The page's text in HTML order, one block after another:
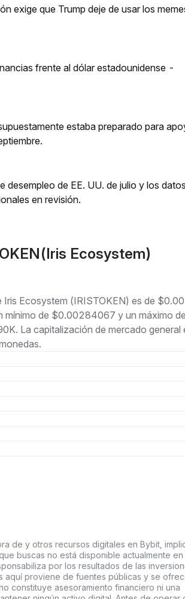
exige que Trump deje de usar los
frente al dólar estadounidense -
estaba preparado para
desempleo de EE. UU. de julio y los
en revisión.
Ecosystem)
Ecosystem (IRISTOKEN) es de
mínimo de $0.00284067 y un máximo de
La capitalización de mercado
de y otros recursos digitales en Bybit,
buscas no está disponible actualmente en
por los resultados de las
aquí proviene de fuentes públicas y se
constituye asesoramiento financiero ni una